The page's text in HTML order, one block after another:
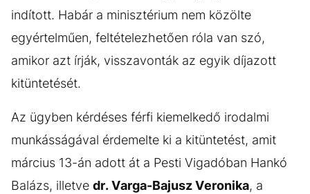
indított. Habár a minisztérium nem közölte
egyértelműen, feltételezhetően róla van szó,
amikor azt írják, visszavonták az egyik díjazott
kitüntetését.
Az ügyben kérdéses férfi kiemelkedő irodalmi
munkásságával érdemelte ki a kitüntetést, amit
március 13-án adott át a Pesti Vigadóban Hankó
Balázs, illetve dr. Varga-Bajusz Veronika, a